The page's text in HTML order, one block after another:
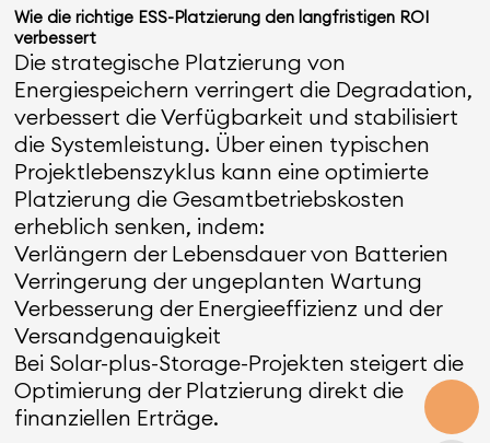
Wie die richtige ESS-Platzierung den langfristigen ROI
verbessert
Die strategische Platzierung von
Energiespeichern verringert die Degradation,
verbessert die Verfügbarkeit und stabilisiert
die Systemleistung. Über einen typischen
Projektlebenszyklus kann eine optimierte
Platzierung die Gesamtbetriebskosten
erheblich senken, indem:
Verlängern der Lebensdauer von Batterien
Verringerung der ungeplanten Wartung
Verbesserung der Energieeffizienz und der
Versandgenauigkeit
Bei Solar-plus-Storage-Projekten steigert die
Optimierung der Platzierung direkt die
finanziellen Erträge.